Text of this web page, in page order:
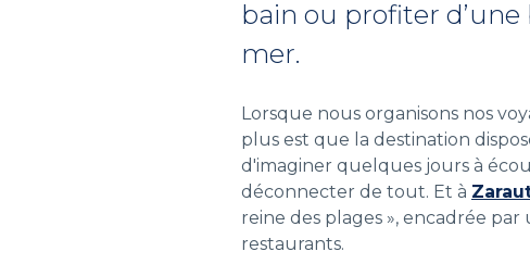
bain ou profiter
mer.
Lorsque nous organisons nos
plus est que la destination
d'imaginer quelques jours à
déconnecter de tout. Et à
reine des plages », encadrée
restaurants.